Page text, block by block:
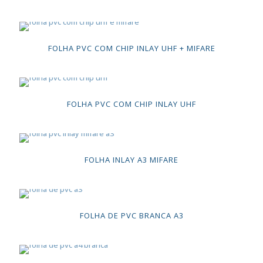
FOLHA PVC COM CHIP INLAY UHF + MIFARE
FOLHA PVC COM CHIP INLAY UHF
FOLHA INLAY A3 MIFARE
FOLHA DE PVC BRANCA A3